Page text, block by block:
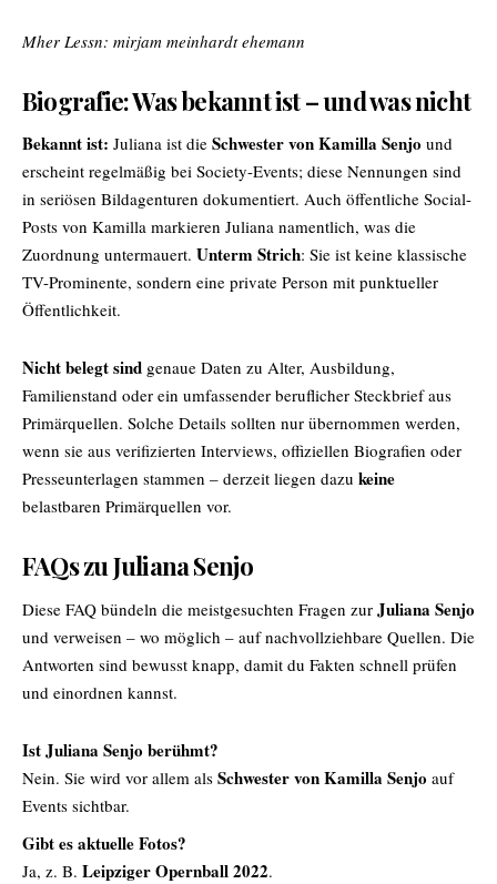
Mher Lessn: mirjam meinhardt ehemann
Biografie: Was bekannt ist – und was nicht
Bekannt ist: Juliana ist die Schwester von Kamilla Senjo und
erscheint regelmäßig bei Society-Events; diese Nennungen sind
in seriösen Bildagenturen dokumentiert. Auch öffentliche Social-
Posts von Kamilla markieren Juliana namentlich, was die
Zuordnung untermauert. Unterm Strich: Sie ist keine klassische
TV-Prominente, sondern eine private Person mit punktueller
Öffentlichkeit.
Nicht belegt sind genaue Daten zu Alter, Ausbildung,
Familienstand oder ein umfassender beruflicher Steckbrief aus
Primärquellen. Solche Details sollten nur übernommen werden,
wenn sie aus verifizierten Interviews, offiziellen Biografien oder
Presseunterlagen stammen – derzeit liegen dazu keine
belastbaren Primärquellen vor.
FAQs zu Juliana Senjo
Diese FAQ bündeln die meistgesuchten Fragen zur Juliana Senjo
und verweisen – wo möglich – auf nachvollziehbare Quellen. Die
Antworten sind bewusst knapp, damit du Fakten schnell prüfen
und einordnen kannst.
Ist Juliana Senjo berühmt?
Nein. Sie wird vor allem als Schwester von Kamilla Senjo auf
Events sichtbar.
Gibt es aktuelle Fotos?
Ja, z. B. Leipziger Opernball 2022.